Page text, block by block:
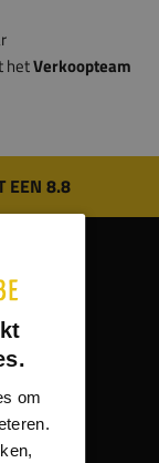
hetVerkoopteam
EEN 8.8
vragen
om